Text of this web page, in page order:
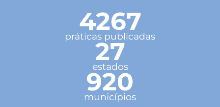
4267
práticas publicadas
27
estados
920
municípios